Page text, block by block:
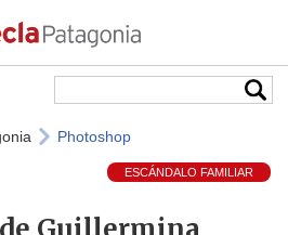
Photoshop
ESCÁNDALO FAMILIAR